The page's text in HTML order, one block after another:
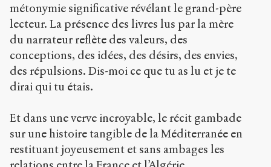
métonymie significative révélant le grand-père
lecteur. La présence des livres lus par la mère
du narrateur reflète des valeurs, des
conceptions, des idées, des désirs, des envies,
des répulsions. Dis-moi ce que tu as lu et je te
dirai qui tu étais.
Et dans une verve incroyable, le récit gambade
sur une histoire tangible de la Méditerranée en
restituant joyeusement et sans ambages les